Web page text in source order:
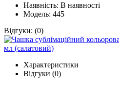
Наявність: В наявності
Модель: 445
Відгуки: (0)
Характеристики
Відгуки (0)